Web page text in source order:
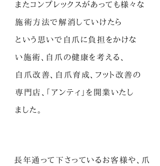
またコンプレックスがあっても様々な
施術方法で解消していけたら
という思いで自爪に負担をかけな
い施術、自爪の健康を考える、
自爪改善、 自爪育成、フット改善の
専門店、「アンティ」を開業いたし
ました。
長年通って下さっているお客様や、爪